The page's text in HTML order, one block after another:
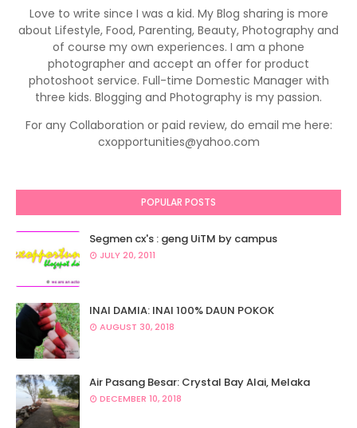
Love to write since I was a kid. My Blog sharing is more
about Lifestyle, Food, Parenting, Beauty, Photography and
of course my own experiences. I am a phone
photographer and accept an offer for product
photoshoot service. Full-time Domestic Manager with
three kids. Blogging and Photography is my passion.
For any Collaboration or paid review, do email me here:
cxopportunities@yahoo.com
POPULAR POSTS
Segmen cx's : geng UiTM by campus
JULY 20, 2011
INAI DAMIA: INAI 100% DAUN POKOK
AUGUST 30, 2018
Air Pasang Besar: Crystal Bay Alai, Melaka
DECEMBER 10, 2018